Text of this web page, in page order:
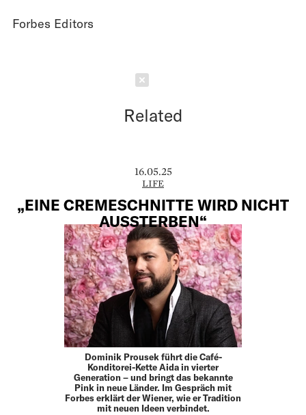
Forbes Editors
Related
16.05.25
LIFE
„EINE CREMESCHNITTE WIRD NICHT
AUSSTERBEN“
Dominik Prousek führt die Café-
Konditorei-Kette Aida in vierter
Generation – und bringt das bekannte
Pink in neue Länder. Im Gespräch mit
Forbes erklärt der Wiener, wie er Tradition
mit neuen Ideen verbindet.